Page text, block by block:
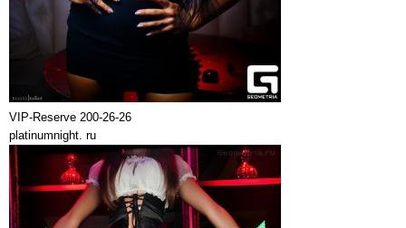
VIP-Reserve 200-26-26
platinumnight. ru